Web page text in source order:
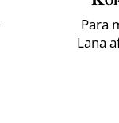
Para
Lana